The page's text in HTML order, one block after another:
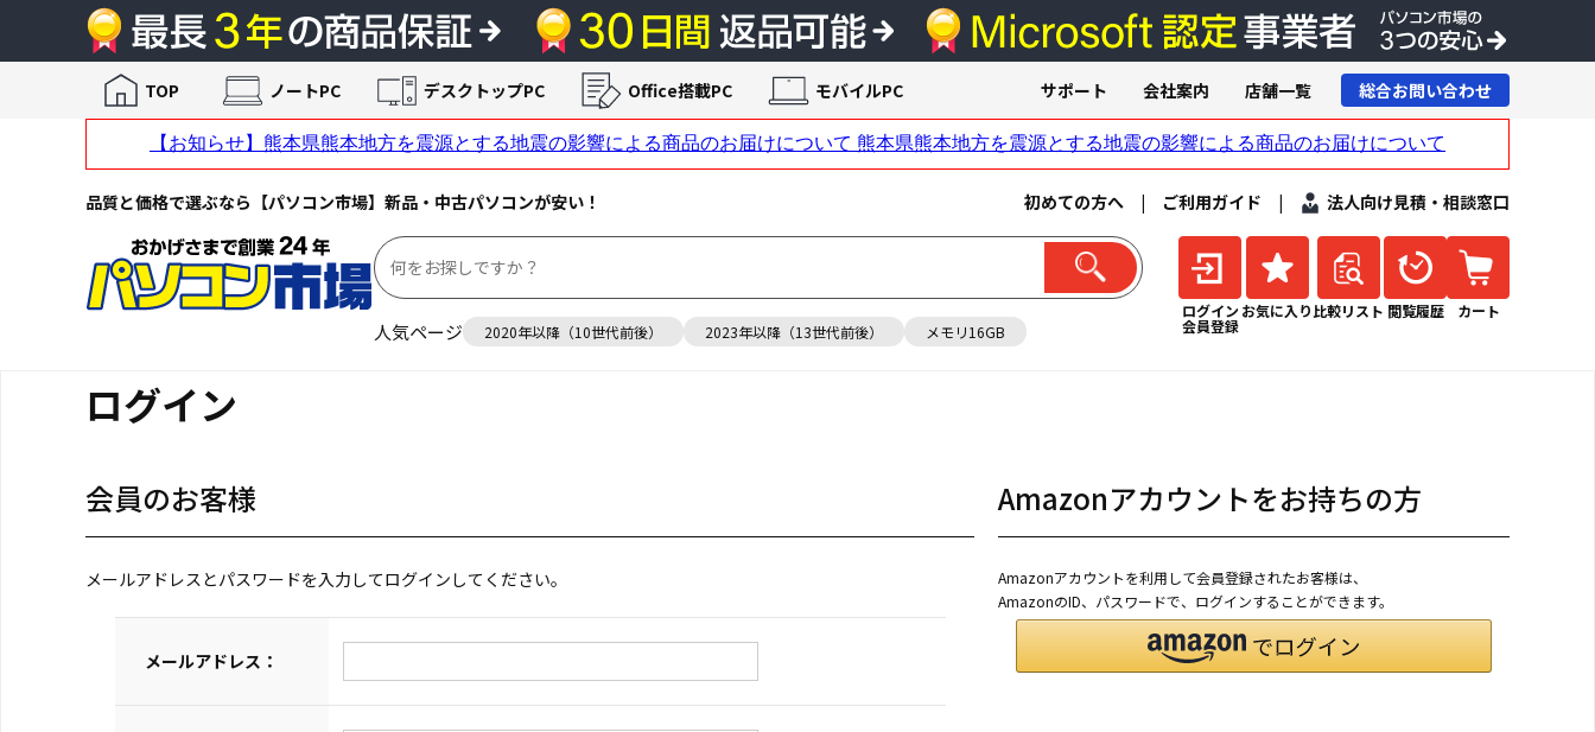
品質と価格で選ぶなら【パソコン市場】新品・中古パソコンが安い！ 初めての方へ | ご利用ガイド | 法人向け見積・相談窓口
人気ページ 2020年以降（10世代前後） 2023年以降（13世代前後） メモリ16GB
ログイン
会員登録
お気に入り 比較リスト 閲覧履歴 カート
TOP ノートPC デスクトップPC Office搭載PC モバイルPC サポート 会社案内 店舗一覧 総合お問い合わせ
ログイン
会員のお客様
メールアドレスとパスワードを入力してログインしてください。
メールアドレス：
Amazonアカウントをお持ちの方
Amazonアカウントを利用して会員登録されたお客様は、
AmazonのID、パスワードで、ログインすることができます。